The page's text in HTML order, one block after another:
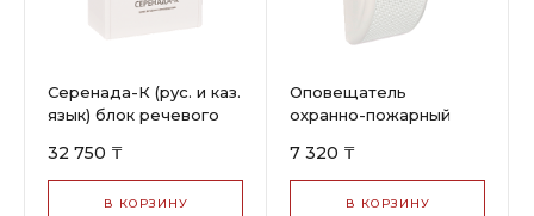
Серенада-К (рус. и каз.
язык) блок речевого
32 750 ₸
В КОРЗИНУ
Оповещатель
охранно-пожарный
7 320 ₸
В КОРЗИНУ